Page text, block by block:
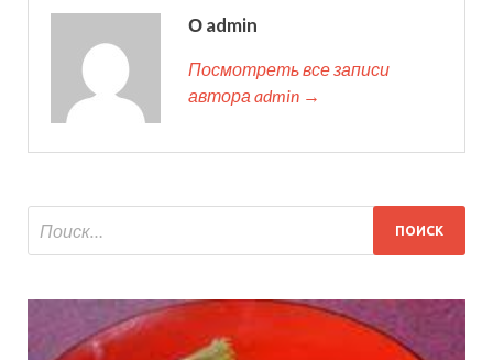
О admin
Посмотреть все записи
автора admin →